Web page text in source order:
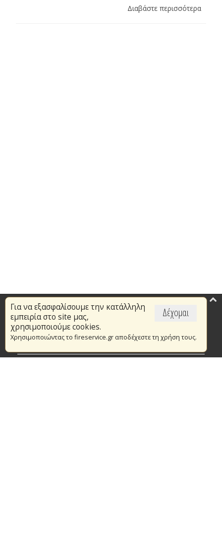
Διαβάστε περισσότερα
Δέχομαι
Για να εξασφαλίσουμε την κατάλληλη
εμπειρία στο site μας,
χρησιμοποιούμε cookies.
Χρησιμοποιώντας το fireservice.gr αποδέχεστε τη χρήση τους.
Επικαιρότητα
Το Πυροσβεστικό Σώμα